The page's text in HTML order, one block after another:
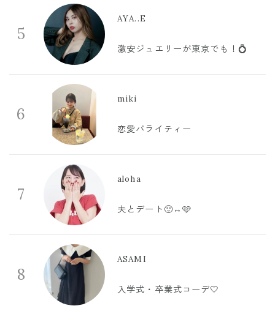
5
AYA..E
激安ジュエリーが東京でも！💍
6
miki
恋愛バライティー
7
aloha
夫とデート🙂‍↔️🩷
8
ASAMI
入学式・卒業式コーデ🤍